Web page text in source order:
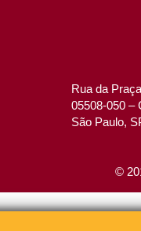
Rua da
05508-050 –
São Paulo,
©